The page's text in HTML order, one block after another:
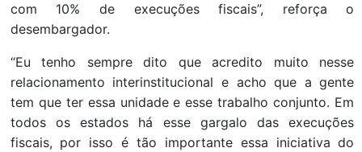
com 10% de execuções fiscais”, reforça o
desembargador.
“Eu tenho sempre dito que acredito muito nesse
relacionamento interinstitucional e acho que a gente
tem que ter essa unidade e esse trabalho conjunto. Em
todos os estados há esse gargalo das execuções
fiscais, por isso é tão importante essa iniciativa do